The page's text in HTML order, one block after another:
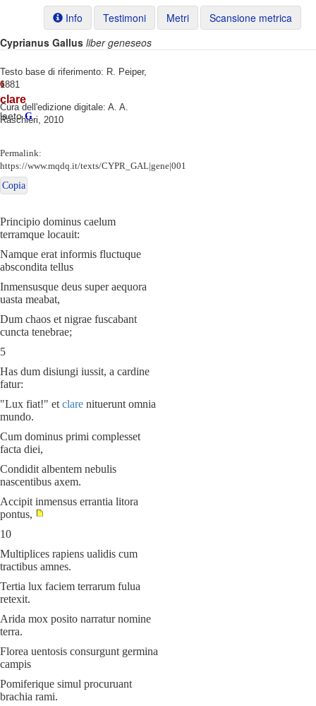
Info Testimoni Metri
Scansione metrica
Cyprianus Gallus liber geneseos
Testo base di riferimento: R. Peiper,
1881
Cura dell'edizione digitale: A. A.
Raschieri, 2010
Permalink:
https://www.mqdq.it/texts/CYPR_GAL|gene|001
Copia
Principio dominus caelum
terramque locauit:
Namque erat informis fluctuque
abscondita tellus
Inmensusque deus super aequora
uasta meabat,
Dum chaos et nigrae fuscabant
cuncta tenebrae;
5
Has dum disiungi iussit, a cardine
fatur:
"Lux fiat!" et clare nituerunt omnia
mundo.
Cum dominus primi complesset
facta diei,
Condidit albentem nebulis
nascentibus axem.
Accipit inmensus errantia litora
pontus,
10
Multiplices rapiens ualidis cum
tractibus amnes.
Tertia lux faciem terrarum fulua
retexit.
Arida mox posito narratur nomine
terra.
Florea uentosis consurgunt germina
campis
Pomiferique simul procuruant
brachia rami.
6
clare
laetoG